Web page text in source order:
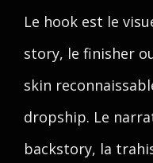
Le hook est le
story, le finisher
skin
dropship. Le
backstory, la